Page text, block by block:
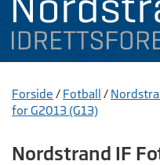
Forside / Fotball /
for G2013 (G13)
Nordstrand IF